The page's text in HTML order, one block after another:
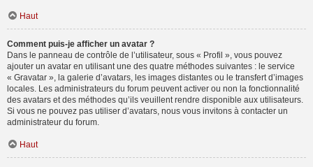
Haut
Comment puis-je afficher un avatar ?
Dans le panneau de contrôle de l’utilisateur, sous « Profil », vous pouvez
ajouter un avatar en utilisant une des quatre méthodes suivantes : le service
« Gravatar », la galerie d’avatars, les images distantes ou le transfert d’images
locales. Les administrateurs du forum peuvent activer ou non la fonctionnalité
des avatars et des méthodes qu’ils veuillent rendre disponible aux utilisateurs.
Si vous ne pouvez pas utiliser d’avatars, nous vous invitons à contacter un
administrateur du forum.
Haut